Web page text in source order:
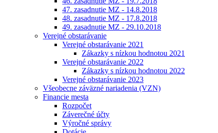
47. zasadnutie MZ - 14.8.2018
48. zasadnutie MZ - 17.8.2018
49. zasadnutie MZ - 29.10.2018
Verejné obstarávanie
Verejné obstarávanie 2021
Zákazky s nízkou hodnotou 2021
Verejné obstarávanie 2022
Zákazky s nízkou hodnotou 2022
Verejné obstarávanie 2023
Všeobecne záväzné nariadenia (VZN)
Financie mesta
Rozpočet
Záverečné účty
Výročné správy